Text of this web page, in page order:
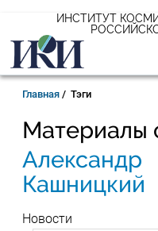
основному
содержанию
ИНСТИТУТ
RU
Строка
навигации
Главная Тэги
Материалы
Александр
Кашницкий
Новости